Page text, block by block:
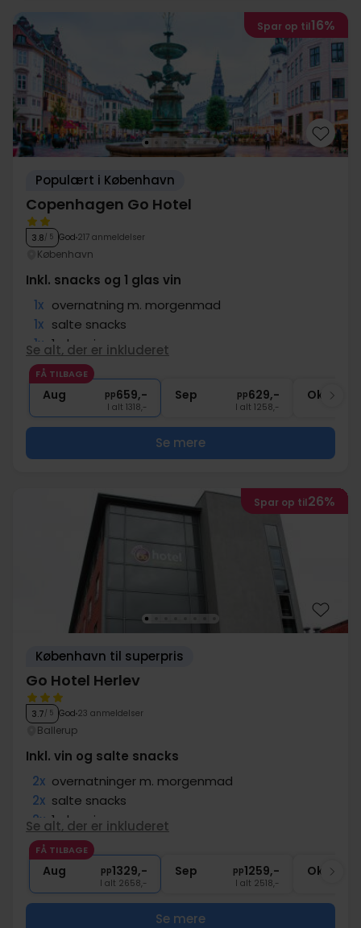
Spar op til16%
Populært i København
Copenhagen Go Hotel
3.8/ 5 God 217 anmeldelser
København
Inkl. snacks og 1 glas vin
1x overnatning m. morgenmad
1x salte snacks
1x 1 glas vin
1x kaffe to go
∞ Gratis parkering
Se alt, der er inkluderet
FÅ TILBAGE
Aug pp659,-
I alt 1318,-
Sep pp629,-
I alt 1258,-
Okt
Se mere
Spar op til26%
København til superpris
Go Hotel Herlev
3.7/ 5 God 23 anmeldelser
Ballerup
Inkl. vin og salte snacks
2x overnatninger m. morgenmad
2x salte snacks
2x 1 glas vin
2x kaffe to go
∞ Gratis parkering
Se alt, der er inkluderet
FÅ TILBAGE
Aug pp1329,-
I alt 2658,-
Sep pp1259,-
I alt 2518,-
Okt
Se mere